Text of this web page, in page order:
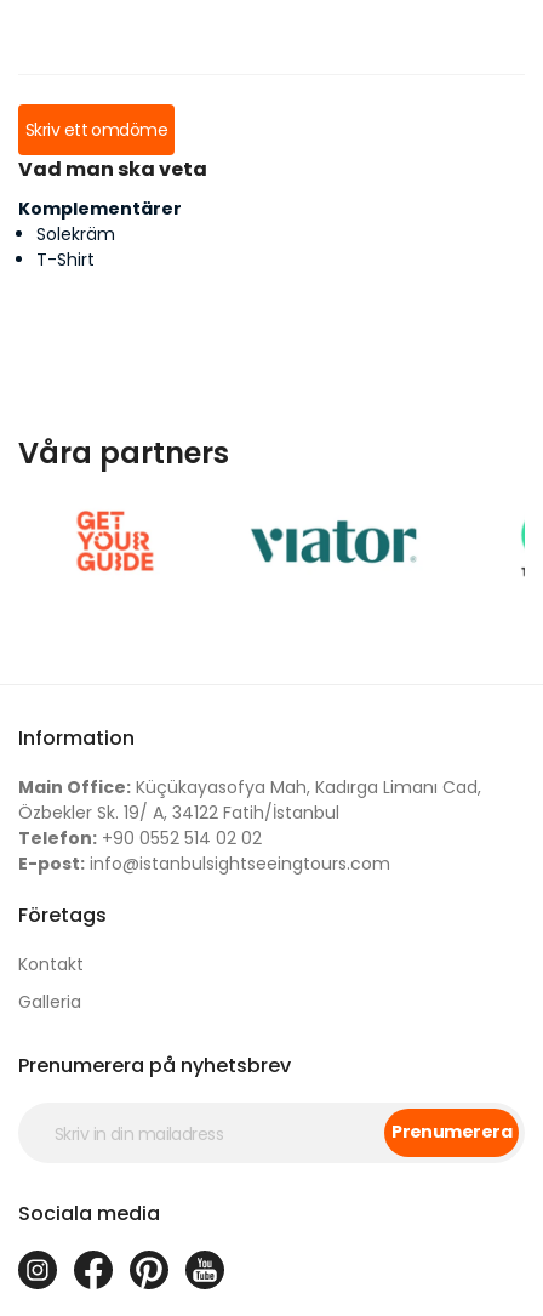
Skriv ett omdöme
Vad man ska veta
Komplementärer
Solekräm
T-Shirt
Våra partners
Information
Main Office: Küçükayasofya Mah, Kadırga Limanı Cad,
Özbekler Sk. 19/ A, 34122 Fatih/İstanbul
Telefon: +90 0552 514 02 02
E-post: info@istanbulsightseeingtours.com
Företags
Kontakt
Galleria
Prenumerera på nyhetsbrev
Prenumerera
Sociala media